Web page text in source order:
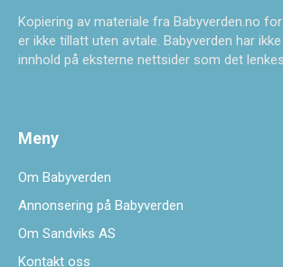
Kopiering av materiale fra Babyverden.no
er ikke tillatt uten avtale. Babyverden har
innhold på eksterne nettsider som det
Meny
Om Babyverden
Annonsering på Babyverden
Om Sandviks AS
Kontakt oss